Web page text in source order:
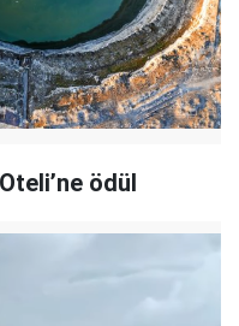
Müze Oteli’ne ödül